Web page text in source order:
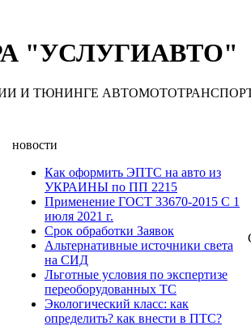
"УСЛУГИАВТО"
И ТЮНИНГЕ
новости
Как оформить ЭПТС на авто из
УКРАИНЫ по ПП 2215
Применение ГОСТ 33670-2015 С 1
июля 2021 г.
Срок обработки Заявок
Альтернативные источники света
на СИД
Льготные условия по экспертизе
переоборудованных ТС
Экологический класс: как
определить? как внести в ПТС?